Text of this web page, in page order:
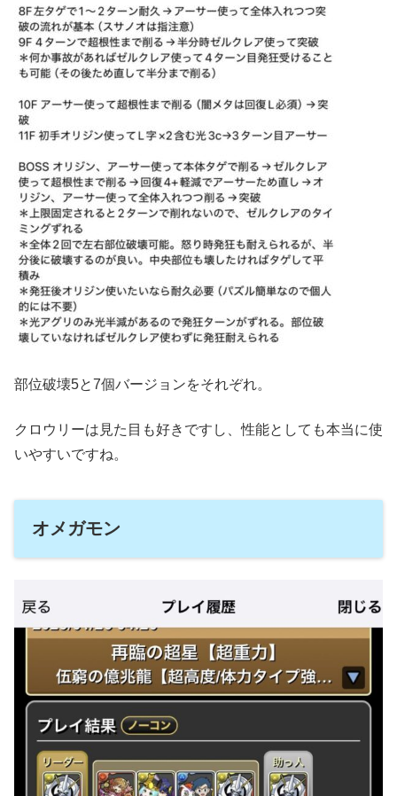
部位破壊5と7個バージョンをそれぞれ。
クロウリーは見た目も好きですし、性能としても本当に使
いやすいですね。
オメガモン